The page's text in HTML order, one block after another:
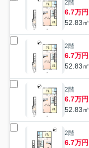
2階
6.7万円
52.83㎡
2階
6.7万円
52.83㎡
2階
6.7万円
52.83㎡
2階
6.7万円